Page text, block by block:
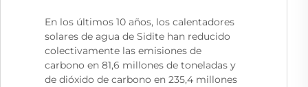
En los últimos 10 años, los calentadores
solares de agua de Sidite han reducido
colectivamente las emisiones de
carbono en 81,6 millones de toneladas y
de dióxido de carbono en 235,4 millones